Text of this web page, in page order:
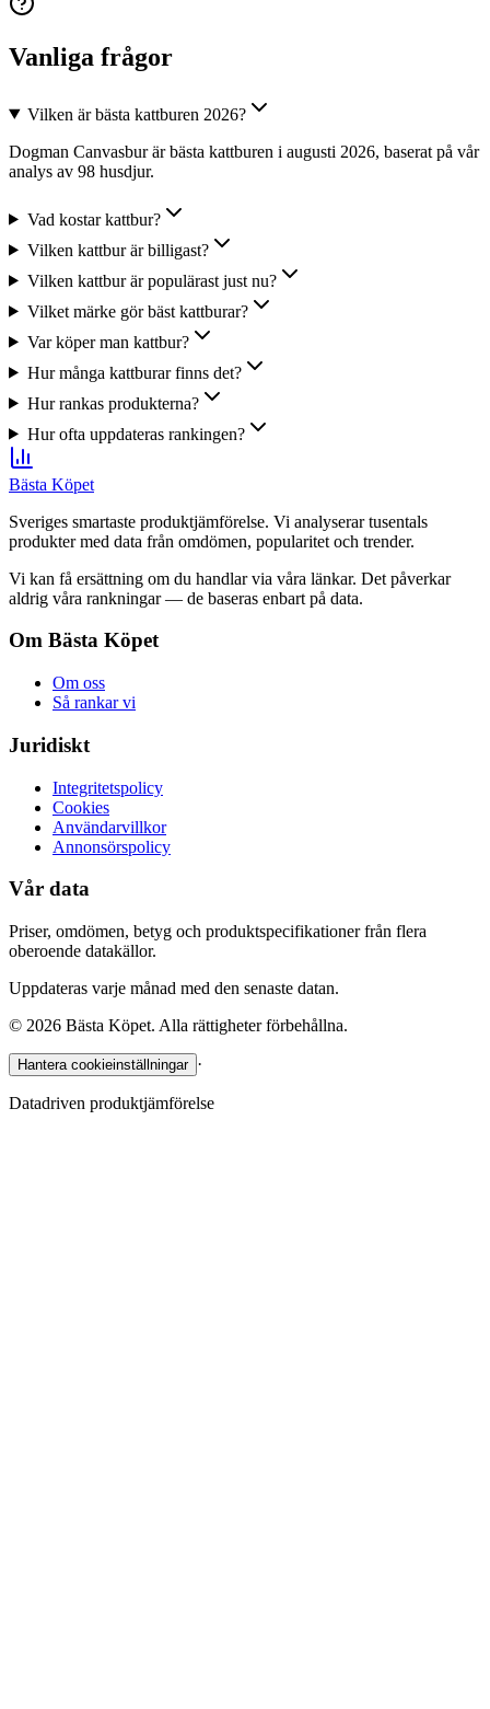
Vanliga frågor
Vilken är bästa kattburen 2026?
Dogman Canvasbur är bästa kattburen i augusti 2026, baserat på vår
analys av 98 husdjur.
Vad kostar kattbur?
Vilken kattbur är billigast?
Vilken kattbur är populärast just nu?
Vilket märke gör bäst kattburar?
Var köper man kattbur?
Hur många kattburar finns det?
Hur rankas produkterna?
Hur ofta uppdateras rankingen?
Bästa Köpet
Sveriges smartaste produktjämförelse. Vi analyserar tusentals
produkter med data från omdömen, popularitet och trender.
Vi kan få ersättning om du handlar via våra länkar. Det påverkar
aldrig våra rankningar — de baseras enbart på data.
Om Bästa Köpet
Om oss
Så rankar vi
Juridiskt
Integritetspolicy
Cookies
Användarvillkor
Annonsörspolicy
Vår data
Priser, omdömen, betyg och produktspecifikationer från flera
oberoende datakällor.
Uppdateras varje månad med den senaste datan.
© 2026 Bästa Köpet. Alla rättigheter förbehållna.
Hantera cookieinställningar ·
Datadriven produktjämförelse